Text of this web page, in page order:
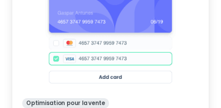
Optimisation pour la vente